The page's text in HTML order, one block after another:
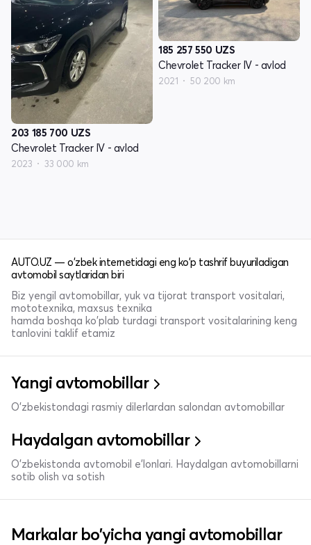
203 185 700 UZS
Chevrolet Tracker IV - avlod
2023 33 000 km
185 257 550 UZS
Chevrolet Tracker IV - avlod
2021 50 200 km
AUTO.UZ — o'zbek internetidagi eng ko'p tashrif buyuriladigan
avtomobil saytlaridan biri
Biz yengil avtomobillar, yuk va tijorat transport vositalari,
mototexnika, maxsus texnika
hamda boshqa ko'plab turdagi transport vositalarining keng
tanlovini taklif etamiz
Yangi avtomobillar
O'zbekistondagi rasmiy dilerlardan salondan avtomobillar
Haydalgan avtomobillar
O'zbekistonda avtomobil e’lonlari. Haydalgan avtomobillarni
sotib olish va sotish
Markalar bo'yicha yangi avtomobillar